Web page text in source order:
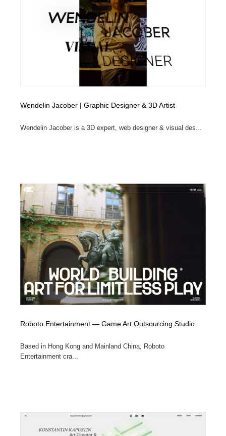
Wendelin Jacober | Graphic Designer & 3D Artist
Wendelin Jacober is a 3D expert, web designer & visual des...
Roboto Entertainment — Game Art Outsourcing Studio
Based in Hong Kong and Mainland China, Roboto
Entertainment cra...